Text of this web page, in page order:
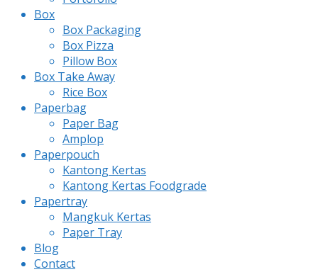
Box
Box Packaging
Box Pizza
Pillow Box
Box Take Away
Rice Box
Paperbag
Paper Bag
Amplop
Paperpouch
Kantong Kertas
Kantong Kertas Foodgrade
Papertray
Mangkuk Kertas
Paper Tray
Blog
Contact